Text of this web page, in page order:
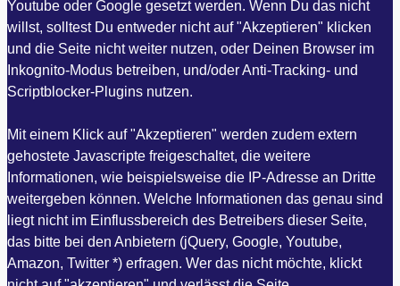
Youtube oder Google gesetzt werden. Wenn Du das nicht
willst, solltest Du entweder nicht auf "Akzeptieren" klicken
und die Seite nicht weiter nutzen, oder Deinen Browser im
Inkognito-Modus betreiben, und/oder Anti-Tracking- und
Scriptblocker-Plugins nutzen.
Mit einem Klick auf "Akzeptieren" werden zudem extern
gehostete Javascripte freigeschaltet, die weitere
Informationen, wie beispielsweise die IP-Adresse an Dritte
weitergeben können. Welche Informationen das genau sind
liegt nicht im Einflussbereich des Betreibers dieser Seite,
das bitte bei den Anbietern (jQuery, Google, Youtube,
Amazon, Twitter *) erfragen. Wer das nicht möchte, klickt